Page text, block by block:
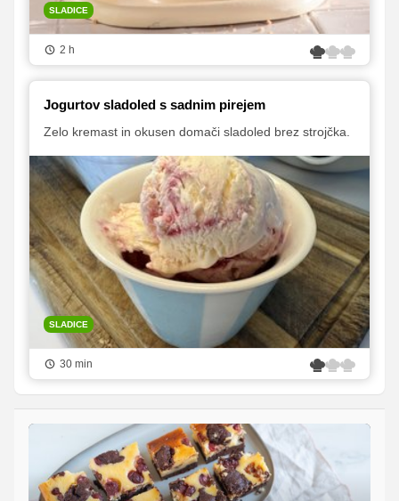
SLADICE
2 h
Jogurtov sladoled s sadnim pirejem
Zelo kremast in okusen domači sladoled brez strojčka.
SLADICE
30 min